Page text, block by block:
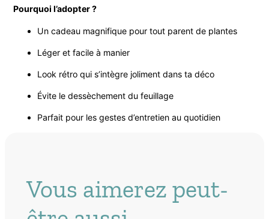
Pourquoi l’adopter ?
Un cadeau magnifique pour tout parent de plantes
Léger et facile à manier
Look rétro qui s’intègre joliment dans ta déco
Évite le dessèchement du feuillage
Parfait pour les gestes d’entretien au quotidien
Vous aimerez peut-